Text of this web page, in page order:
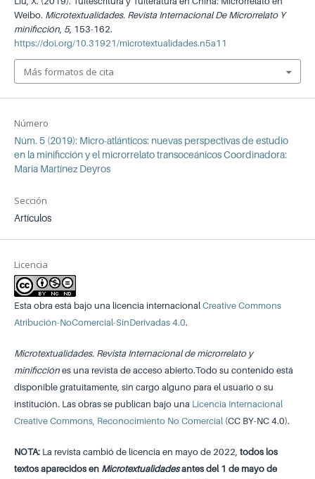
Número
Núm. 5 (2019): Micro-atlánticos: nuevas perspectivas de estudio
en la minificción y el microrrelato transoceánicos Coordinadora:
María Martínez Deyros
Sección
Artículos
Licencia
Esta obra está bajo una licencia internacional Creative Commons
Atribución-NoComercial-SinDerivadas 4.0.
Microtextualidades. Revista Internacional de microrrelato y
minificciónes una revista de acceso abierto.Todo su contenido está
disponible gratuitamente, sin cargo alguno para el usuario o su
institución. Las obras se publican bajo una Licencia Internacional
Creative Commons, Reconocimiento No Comercial (CC BY-NC 4.0).
NOTA:La revista cambió de licencia en mayo de 2022, todos los
textos aparecidos en Microtextualidadesantes del 1 de mayo de
Weibo. Microtextualidades. Revista Internacional De Microrrelato Y
minificción, 5, 153-162.
https://doi.org/10.31921/microtextualidades.n5a11
Más formatos de cita